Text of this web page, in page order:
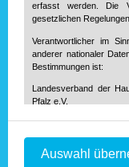
Schwarz-
worauf sich
müssen
Michael
erfasst werden. Die
gesetzlichen
Verantwortlicher im
anderer nationaler
Bestimmungen ist:
Landesverband der
Pfalz e.V.
Telefon: 0 61 31 / 61 97
Telefax: 0 61 31 / 61 98
Auswahl